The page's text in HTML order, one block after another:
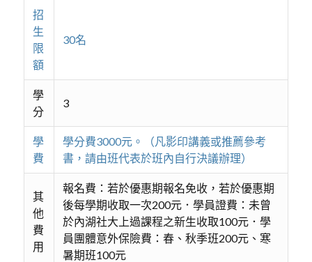
招
生
限
額
30名
學
分
3
學
費
學分費3000元。（凡影印講義或推薦參考
書，請由班代表於班內自行決議辦理）
其
他
費
用
報名費：若於優惠期報名免收，若於優惠期
後每學期收取一次200元．學員證費：未曾
於內湖社大上過課程之新生收取100元．學
員團體意外保險費：春、秋季班200元、寒
暑期班100元